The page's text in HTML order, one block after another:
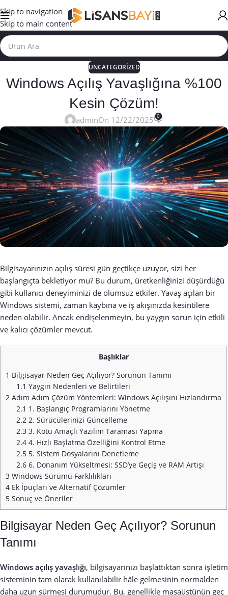
Skip to navigation
Skip to main content
UNCATEGORIZED
Windows Açılış Yavaşlığına %100
Kesin Çözüm!
adminOn 12/22/2025 0
Bilgisayarınızın açılış süresi gün geçtikçe uzuyor, sizi her
başlangıçta bekletiyor mu? Bu durum, üretkenliğinizi düşürdüğü
gibi kullanıcı deneyiminizi de olumsuz etkiler. Yavaş açılan bir
Windows sistemi, zaman kaybına ve iş akışınızda kesintilere
neden olabilir. Ancak endişelenmeyin, bu yaygın sorun için etkili
ve kalıcı çözümler mevcut.
Başlıklar
1 Bilgisayar Neden Geç Açılıyor? Sorunun Tanımı
1.1 Yaygın Nedenleri ve Belirtileri
2 Adım Adım Çözüm Yöntemleri: Windows Açılışını Hızlandırma
2.1 1. Başlangıç Programlarını Yönetme
2.2 2. Sürücülerinizi Güncelleme
2.3 3. Kötü Amaçlı Yazılım Taraması Yapma
2.4 4. Hızlı Başlatma Özelliğini Kontrol Etme
2.5 5. Sistem Dosyalarını Denetleme
2.6 6. Donanım Yükseltmesi: SSD’ye Geçiş ve RAM Artışı
3 Windows Sürümü Farklılıkları
4 Ek İpuçları ve Alternatif Çözümler
5 Sonuç ve Öneriler
Bilgisayar Neden Geç Açılıyor? Sorunun
Tanımı
Windows açılış yavaşlığı, bilgisayarınızı başlattıktan sonra işletim
sisteminin tam olarak kullanılabilir hâle gelmesinin normalden
daha uzun sürmesi durumudur. Bu, genellikle masaüstünün geç